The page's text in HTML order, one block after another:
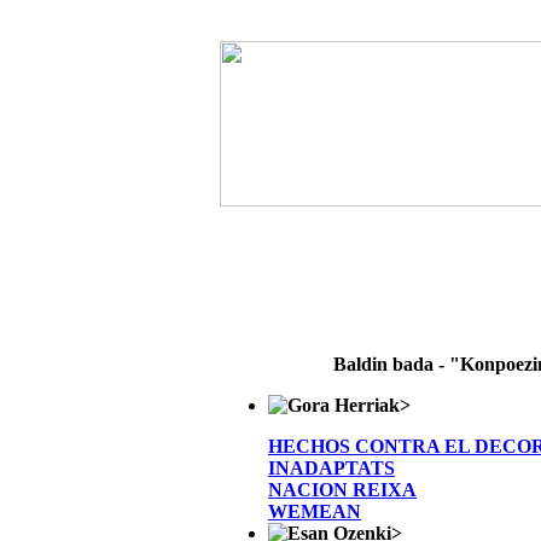
Baldin bada -
>
HECHOS CONTRA EL
INADAPTATS
NACION REIXA
WEMEAN
>